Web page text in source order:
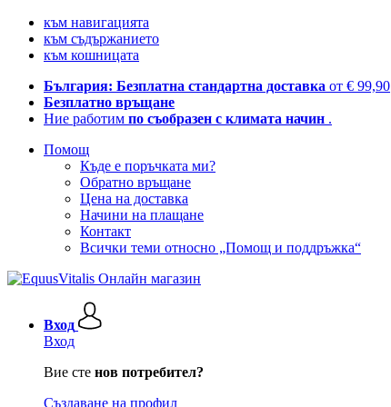
към навигацията
към съдържанието
към кошницата
България: Безплатна стандартна доставка от € 99,90
Безплатно връщане
Ние работим по съобразен с климата начин .
Помощ
Къде е поръчката ми?
Обратно връщане
Цена на доставка
Начини на плащане
Контакт
Всички теми относно „Помощ и поддръжка“
Вход
Вход
Вие сте нов потребител?
Създаване на профил